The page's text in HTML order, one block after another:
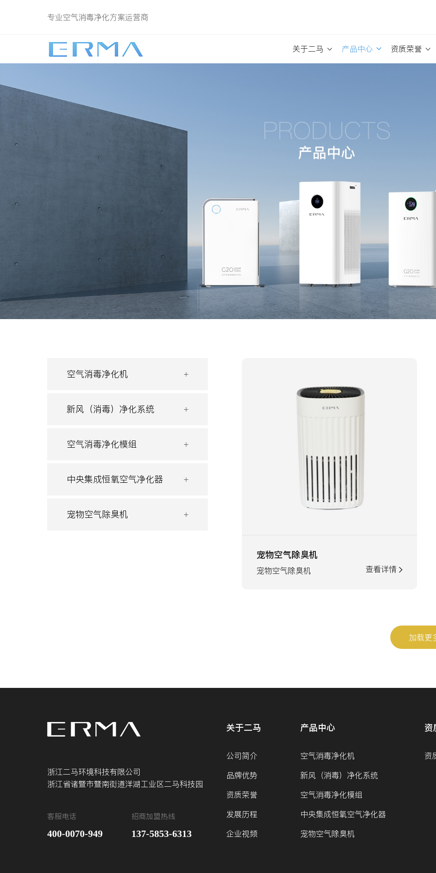
专业空气消毒净化方案运营商
关于二马 产品中心 资质荣誉
空气消毒净化机
新风（消毒）净化系统
空气消毒净化模组
中央集成恒氧空气净化器
宠物空气除臭机
宠物空气除臭机
宠物空气除臭机 查看详情
加载更
浙江二马环境科技有限公司
浙江省诸暨市暨南街道洋湖工业区二马科技园
客服电话
400-0070-949
招商加盟热线
137-5853-6313
关于二马
公司简介
品牌优势
资质荣誉
发展历程
企业视频
产品中心
空气消毒净化机
新风（消毒）净化系统
空气消毒净化模组
中央集成恒氧空气净化器
宠物空气除臭机
资
资